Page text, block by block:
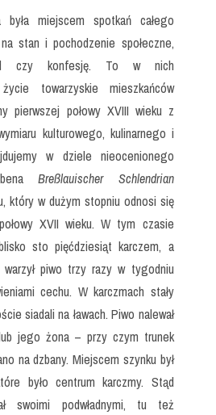
była miejscem spotkań całego
stan i pochodzenie społeczne,
czy konfesję. To w nich
towarzyskie mieszkańców
pierwszej połowy XVIII wieku z
kulturowego, kulinarnego i
w dziele nieocenionego
Breßlauischer Schlendrian
który w dużym stopniu odnosi się
XVII wieku. W tym czasie
sto pięćdziesiąt karczem, a
piwo trzy razy w tygodniu
cechu. W karczmach stały
siadali na ławach. Piwo nalewał
jego żona – przy czym trunek
na dzbany. Miejscem szynku był
było centrum karczmy. Stąd
swoimi podwładnymi, tu też